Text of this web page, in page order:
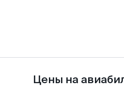
Цены на